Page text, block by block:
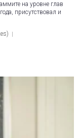
на уровне глав
присутствовал и
)